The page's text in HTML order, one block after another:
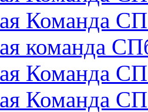
Команда
команда
Команда
Команда